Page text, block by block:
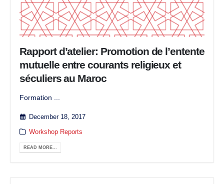
Rapport d’atelier: Promotion de l’entente
mutuelle entre courants religieux et
séculiers au Maroc
Formation ...
December 18, 2017
Workshop Reports
READ MORE...